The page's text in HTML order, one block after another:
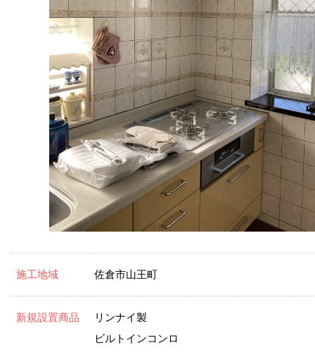
施工地域 佐倉市山王町
新規設置商品
リンナイ製
ビルトインコンロ